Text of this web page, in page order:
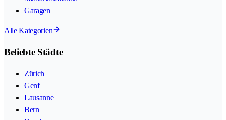
Garagen
Alle Kategorien
Beliebte Städte
Zürich
Genf
Lausanne
Bern